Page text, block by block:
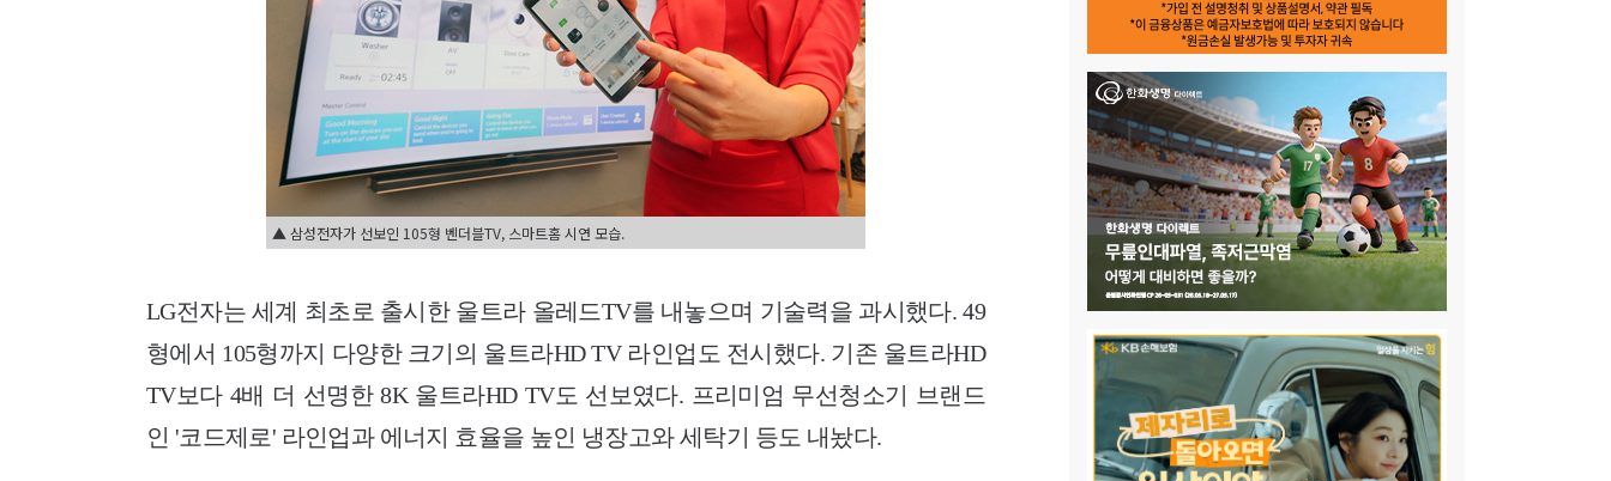
▲ 삼성전자가 선보인 105형 벤더블TV, 스마트홈 시연 모습.
LG전자는 세계 최초로 출시한 울트라 올레드TV를 내놓으며 기술력을 과시했다. 49
형에서 105형까지 다양한 크기의 울트라HD TV 라인업도 전시했다. 기존 울트라HD
TV보다 4배 더 선명한 8K 울트라HD TV도 선보였다. 프리미엄 무선청소기 브랜드
인 '코드제로' 라인업과 에너지 효율을 높인 냉장고와 세탁기 등도 내놨다.